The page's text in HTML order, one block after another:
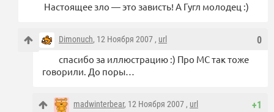
Настоящее зло — это зависть! А Гугл молодец :)
0
Dimonuch, 12 Ноября 2007 , url
спасибо за иллюстрацию :) Про МС так тоже
говорили. До поры…
+1
madwinterbear, 12 Ноября 2007 , url